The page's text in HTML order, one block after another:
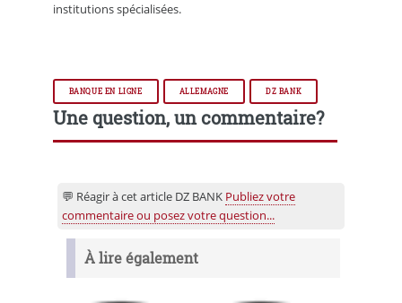
institutions spécialisées.
BANQUE EN LIGNE ALLEMAGNE DZ BANK
Une question, un commentaire?
💬 Réagir à cet article DZ BANK Publiez votre
commentaire ou posez votre question...
À lire également